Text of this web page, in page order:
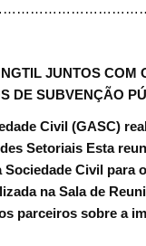
JUNTOS COM
DE SUBVENÇÃO
Civil (GASC)
Setoriais Esta
Civil para
na Sala de
parceiros sobre a